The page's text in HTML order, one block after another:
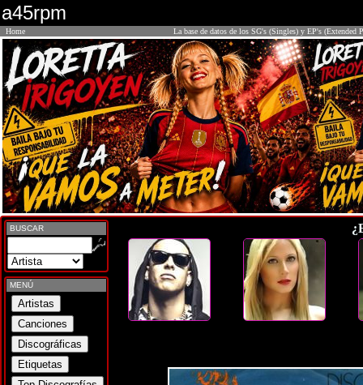
a45rpm
Home La base de datos de los SG's (Singles) y EP's (Extended
BUSCAR
MENÚ